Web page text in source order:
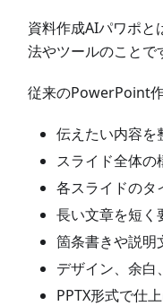
資料作成AIパワポ
法やツールのことで
従来のPowerPoint
伝えたい内容を
スライド全体の
各スライドのタ
長い文章を短く
箇条書きや説明
デザイン、余白
PPTX形式で仕